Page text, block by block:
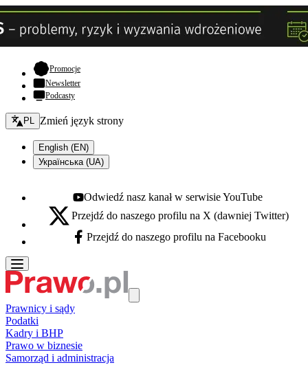
Promocje- otwiera się w nowej karcie
Newsletter
Podcasty
Zmień język - bieżący:
PL Zmień język strony
English (EN)
Українська (UA)
Youtube - otwiera się w nowej karcie
Odwiedź nasz kanał w serwisie YouTube
X - otwiera się w nowej karcie
Przejdź do naszego profilu na X (dawniej Twitter)
Facebook - otwiera się w nowej karcie
Przejdź do naszego profilu na Facebooku
Prawnicy i sądy
Podatki
Kadry i BHP
Prawo w biznesie
Samorząd i administracja